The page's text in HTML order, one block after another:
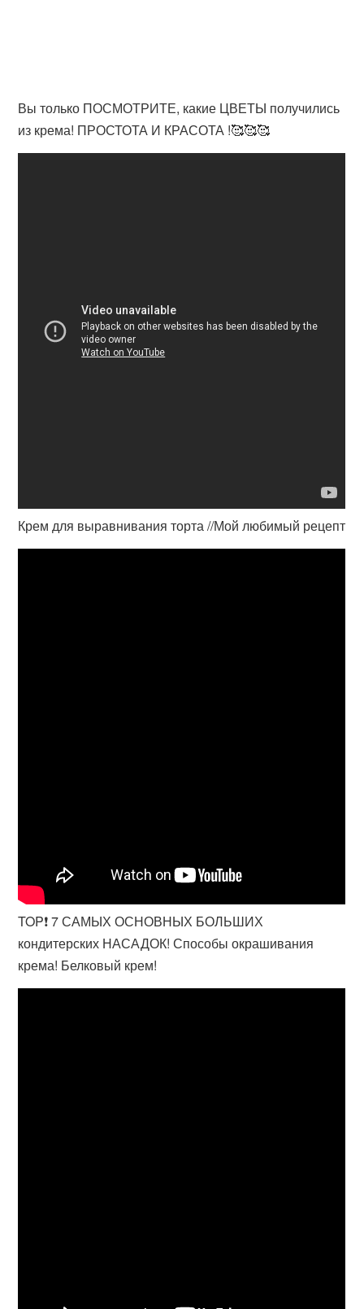
Вы только ПОСМОТРИТЕ, какие ЦВЕТЫ получились
из крема! ПРОСТОТА И КРАСОТА !🥰🥰🥰
Крем для выравнивания торта //Мой любимый рецепт
TOP❗ 7 САМЫХ ОСНОВНЫХ БОЛЬШИХ
кондитерских НАСАДОК! Способы окрашивания
крема! Белковый крем!